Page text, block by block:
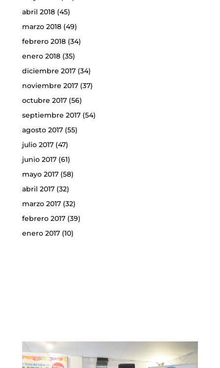
abril 2018(45)
marzo 2018(49)
febrero 2018(34)
enero 2018(35)
diciembre 2017(34)
noviembre 2017(37)
octubre 2017(56)
septiembre 2017(54)
agosto 2017(55)
julio 2017(47)
junio 2017(61)
mayo 2017(58)
abril 2017(32)
marzo 2017(32)
febrero 2017(39)
enero 2017(10)